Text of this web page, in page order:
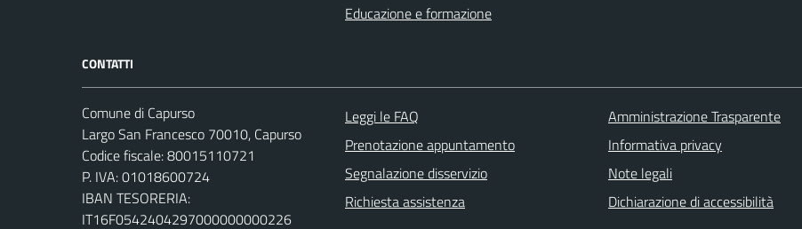
Educazione e formazione
CONTATTI
Comune di Capurso
Largo San Francesco 70010, Capurso
Codice fiscale: 80015110721
P. IVA: 01018600724
IBAN TESORERIA:
IT16F0542404297000000000226
Leggi le FAQ
Prenotazione appuntamento
Segnalazione disservizio
Richiesta assistenza
Amministrazione Trasparente
Informativa privacy
Note legali
Dichiarazione di accessibilità